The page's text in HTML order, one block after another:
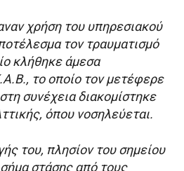
χρήση του υπηρεσιακού
τον τραυματισμό
κλήθηκε άμεσα
το οποίο τον μετέφερε
συνέχεια διακομίστηκε
όπου νοσηλεύεται.
του, πλησίον του σημείου
στάσης από τους